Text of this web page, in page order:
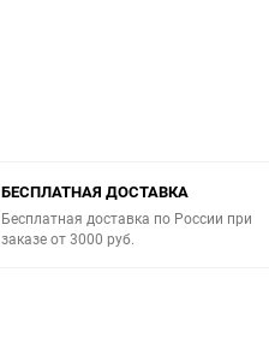
БЕСПЛАТНАЯ ДОСТАВКА
Бесплатная доставка по России при
заказе от 3000 руб.